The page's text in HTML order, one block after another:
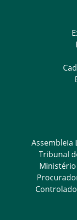
Assembleia
Tribunal